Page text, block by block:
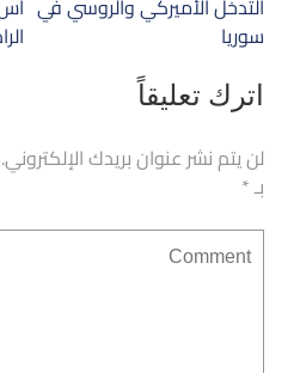
التدخل الأميركي والروسي في
سوريا
اترك تعليقاً
لن يتم نشر عنوان بريدك الإلكتروني.
بـ*